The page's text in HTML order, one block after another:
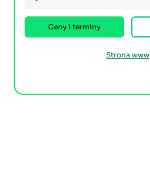
Ceny i terminy
Strona www